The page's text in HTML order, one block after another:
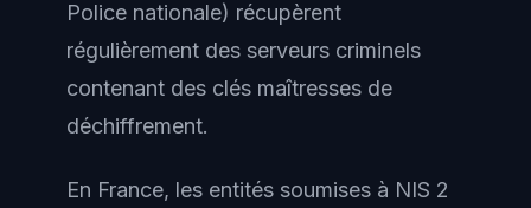
Police nationale) récupèrent
régulièrement des serveurs criminels
contenant des clés maîtresses de
déchiffrement.
En France, les entités soumises à NIS 2